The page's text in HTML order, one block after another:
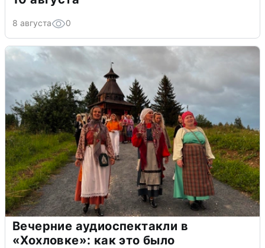
8 августа 0
Вечерние аудиоспектакли в
«Хохловке»: как это было